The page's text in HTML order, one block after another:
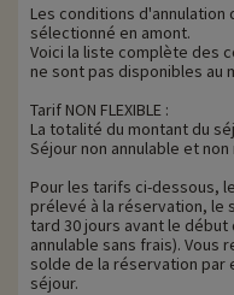
Les conditions
sélectionné en amont.
Voici la liste complète des
ne sont pas disponibles au
Tarif NON FLEXIBLE :
La totalité du montant du
Séjour non annulable et
Pour les tarifs ci-dessous,
prélevé à la réservation, le
tard 30 jours avant le
annulable sans frais). Vous
solde de la réservation par
séjour.